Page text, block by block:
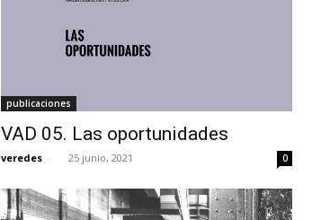
publicaciones
VAD 05. Las oportunidades
veredes - 25 junio, 2021 0